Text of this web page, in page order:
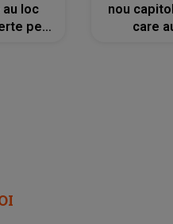
loc
pe
nou
care